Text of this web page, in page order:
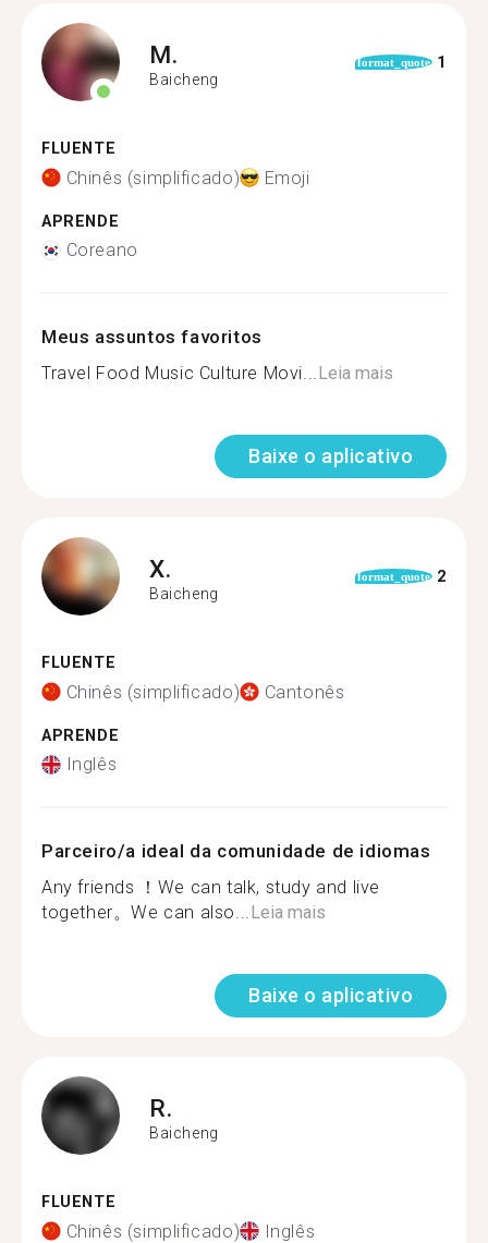
M.
Baicheng
format_quote 1
FLUENTE
Chinês (simplificado) Emoji
APRENDE
Coreano
Meus assuntos favoritos
Travel Food Music Culture Movi...Leia mais
Baixe o aplicativo
X.
Baicheng
format_quote 2
FLUENTE
Chinês (simplificado) Cantonês
APRENDE
Inglês
Parceiro/a ideal da comunidade de idiomas
Any friends ！We can talk, study and live
together。We can also...Leia mais
Baixe o aplicativo
R.
Baicheng
FLUENTE
Chinês (simplificado) Inglês